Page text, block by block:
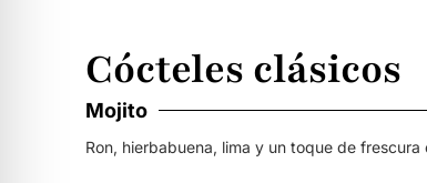
Cócteles clásicos
Mojito
Ron, hierbabuena, lima y un toque de frescura